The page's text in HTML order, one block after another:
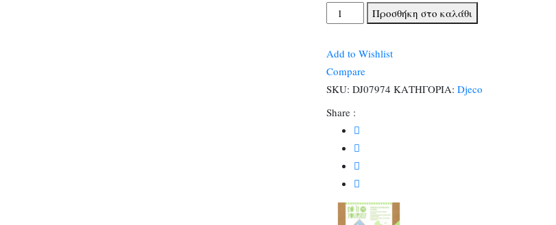
Djeco
DIY
Βοτανολόγιο
Προσθήκη στο καλάθι
Add to Wishlist
Compare
SKU: DJ07974 ΚΑΤΗΓΟΡΙΑ: Djeco
Share :